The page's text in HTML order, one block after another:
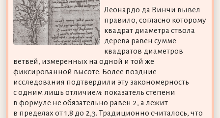
Леонардо да Винчи вывел
правило, согласно которому
квадрат диаметра ствола
дерева равен сумме
квадратов диаметров
ветвей, измеренных на одной и той же
фиксированной высоте. Более поздние
исследования подтвердили эту закономерность
с одним лишь отличием: показатель степени
в формуле не обязательно равен 2, а лежит
в пределах от 1,8 до 2,3. Традиционно считалось, что